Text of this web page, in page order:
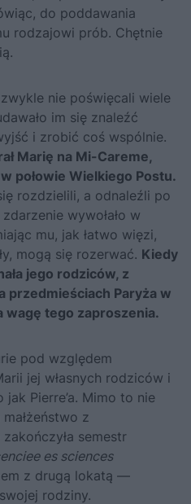
do poddawania
rodzajowi prób. Chętnie
nie poświęcali wiele
im się znaleźć
i zrobić coś wspólnie.
Marię na Mi-Careme,
połowie Wielkiego Postu.
rozdzielili, a odnaleźli po
wywołało w
mu, jak łatwo więzi,
mogą się rozerwać. Kiedy
jego rodziców, z
przedmieściach Paryża w
wagę tego zaproszenia.
pod względem
jej własnych rodziców i
Pierre’a. Mimo to nie
z
semestr
es sciences
z drugą lokatą —
rodziny.